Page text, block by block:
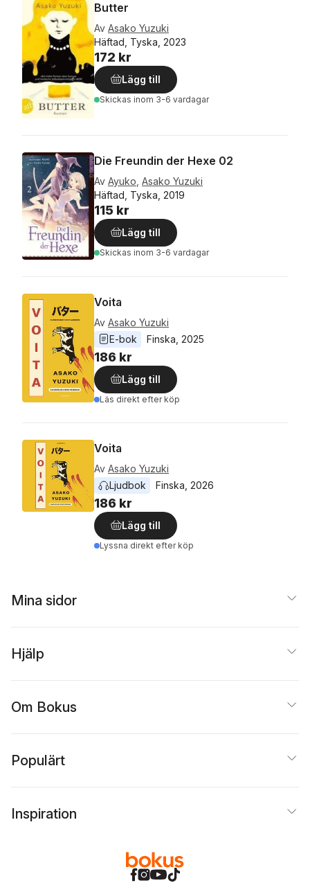
Butter
Av Asako Yuzuki
Häftad, Tyska, 2023
172 kr
Lägg till
Skickas inom 3-6 vardagar
Die Freundin der Hexe 02
Av Ayuko Asako Yuzuki
Häftad, Tyska, 2019
115 kr
Lägg till
Skickas inom 3-6 vardagar
Voita
Av Asako Yuzuki
E-bok
Finska 2025
186 kr
Lägg till
Läs direkt efter köp
Voita
Av Asako Yuzuki
Ljudbok
Finska 2026
186 kr
Lägg till
Lyssna direkt efter köp
Mina sidor
Hjälp
Om Bokus
Populärt
Inspiration